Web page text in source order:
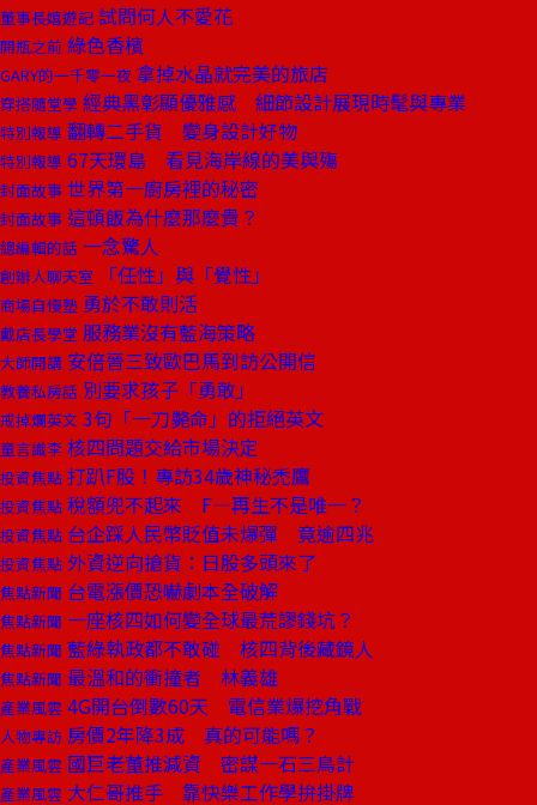
董事長嬉遊記 試問何人不愛花
開瓶之前 綠色香檳
GARY的一千零一夜 拿掉水晶就完美的旅店
穿搭隨堂學 經典黑彰顯優雅感 細節設計展現時髦與專業
特別報導 翻轉二手貨 變身設計好物
特別報導 67天環島 看見海岸線的美與殤
封面故事 世界第一廚房裡的秘密
封面故事 這頓飯為什麼那麼貴？
總編輯的話 一念驚人
創辦人聊天室 「任性」與「覺性」
商場自慢塾 勇於不敢則活
戴店長學堂 服務業沒有藍海策略
大師開講 安倍晉三致歐巴馬到訪公開信
教養私房話 別要求孩子「勇敢」
戒掉爛英文 3句「一刀斃命」的拒絕英文
童言識李 核四問題交給市場決定
投資焦點 打趴F股！專訪34歲神秘禿鷹
投資焦點 稅額兜不起來 F—再生不是唯一？
投資焦點 台企踩人民幣貶值未爆彈 竟逾四兆
投資焦點 外資逆向搶貨：日股多頭來了
焦點新聞 台電漲價恐嚇劇本全破解
焦點新聞 一座核四如何變全球最荒謬錢坑？
焦點新聞 藍綠執政都不敢碰 核四背後藏鏡人
焦點新聞 最溫和的衝撞者 林義雄
產業風雲 4G開台倒數60天 電信業爆挖角戰
人物專訪 房價2年降3成 真的可能嗎？
產業風雲 國巨老董推減資 密謀一石三鳥計
產業風雲 大仁哥推手 靠快樂工作學拚掛牌